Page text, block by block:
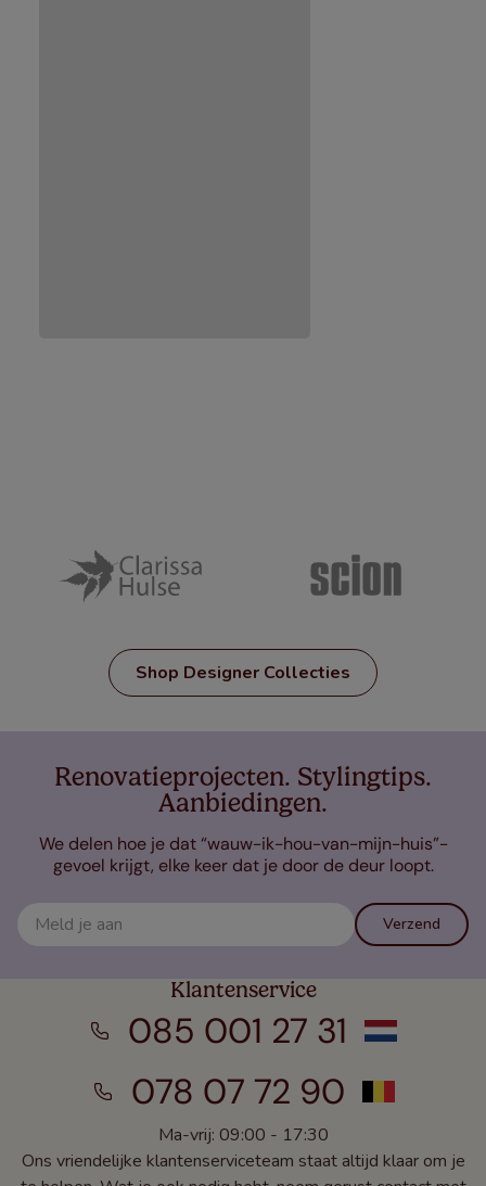
Shop Designer Collecties
Renovatieprojecten. Stylingtips.
Aanbiedingen.
We delen hoe je dat “wauw-ik-hou-van-mijn-huis”-
gevoel krijgt, elke keer dat je door de deur loopt.
Verzend
Klantenservice
085 001 27 31
078 07 72 90
Ma-vrij: 09:00 - 17:30
Ons vriendelijke klantenserviceteam staat altijd klaar om je